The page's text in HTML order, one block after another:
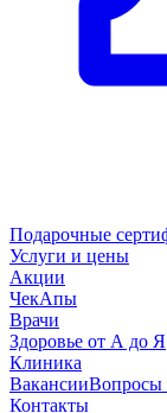
Подарочные
Услуги и цены
Акции
ЧекАпы
Врачи
Здоровье от А до Я
Клиника
ВакансииВопросы
Контакты